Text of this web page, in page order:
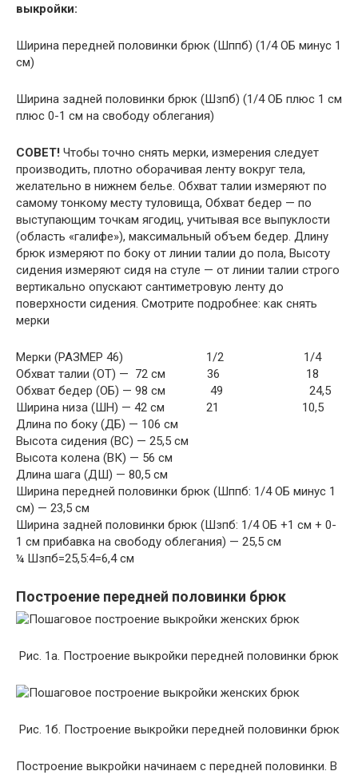
выкройки:
Ширина передней половинки брюк (Шппб) (1/4 ОБ минус 1
см)
Ширина задней половинки брюк (Шзпб) (1/4 ОБ плюс 1 см
плюс 0-1 см на свободу облегания)
СОВЕТ! Чтобы точно снять мерки, измерения следует
производить, плотно оборачивая ленту вокруг тела,
желательно в нижнем белье. Обхват талии измеряют по
самому тонкому месту туловища, Обхват бедер — по
выступающим точкам ягодиц, учитывая все выпуклости
(область «галифе»), максимальный объем бедер. Длину
брюк измеряют по боку от линии талии до пола, Высоту
сидения измеряют сидя на стуле — от линии талии строго
вертикально опускают сантиметровую ленту до
поверхности сидения. Смотрите подробнее: как снять
мерки
Мерки (РАЗМЕР 46) 1/2 1/4
Обхват талии (ОТ) — 72 см 36 18
Обхват бедер (ОБ) — 98 см 49 24,5
Ширина низа (ШН) — 42 см 21 10,5
Длина по боку (ДБ) — 106 см
Высота сидения (ВС) — 25,5 см
Высота колена (ВК) — 56 см
Длина шага (ДШ) — 80,5 см
Ширина передней половинки брюк (Шппб: 1/4 ОБ минус 1
см) — 23,5 см
Ширина задней половинки брюк (Шзпб: 1/4 ОБ +1 см + 0-
1 см прибавка на свободу облегания) — 25,5 см
¼ Шзпб=25,5:4=6,4 см
Построение передней половинки брюк
Рис. 1а. Построение выкройки передней половинки брюк
Рис. 1б. Построение выкройки передней половинки брюк
Построение выкройки начинаем с передней половинки. В